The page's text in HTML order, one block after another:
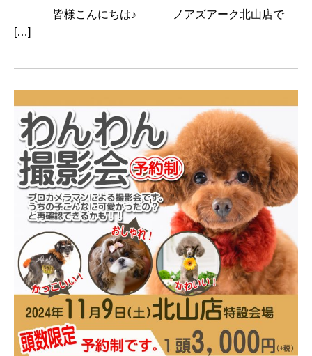
皆様こんにちは♪ ノアズアーク北山店で
[…]